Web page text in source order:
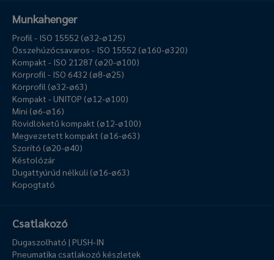
Munkahenger
Profil - ISO 15552 (ø32-ø125)
Összehúzócsavaros - ISO 15552 (ø160-ø320)
Kompakt - ISO 21287 (ø20-ø100)
Körprofil - ISO 6432 (ø8-ø25)
Körprofil (ø32-ø63)
Kompakt - UNITOP (ø12-ø100)
Mini (ø6-ø16)
Rövidlöketű kompakt (ø12-ø100)
Megvezetett kompakt (ø16-ø63)
Szorító (ø20-ø40)
Késtolózár
Dugattyúrúd nélküli (ø16-ø63)
Kopogtató
Csatlakozó
Dugaszolható | PUSH-IN
Pneumatika csatlakozó készletek